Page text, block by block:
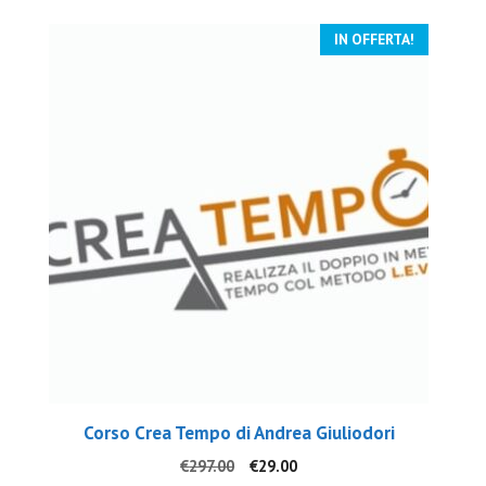
IN OFFERTA!
Corso Crea Tempo di Andrea Giuliodori
€297.00
Il
€29.00Il